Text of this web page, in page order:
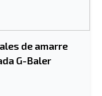
de amarre
G-Baler